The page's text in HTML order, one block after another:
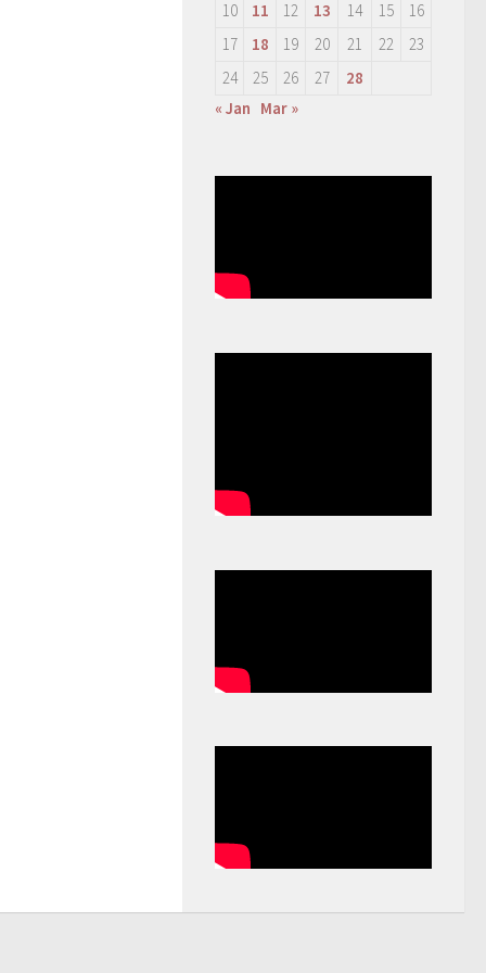
10
11 12 13 14 15
16
17
18 19 20 21 22
23
24
25 26 27
28
« Jan Mar »